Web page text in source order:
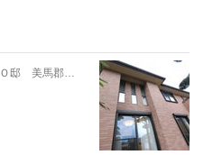
Ｏ邸 美馬郡つるぎ町半田